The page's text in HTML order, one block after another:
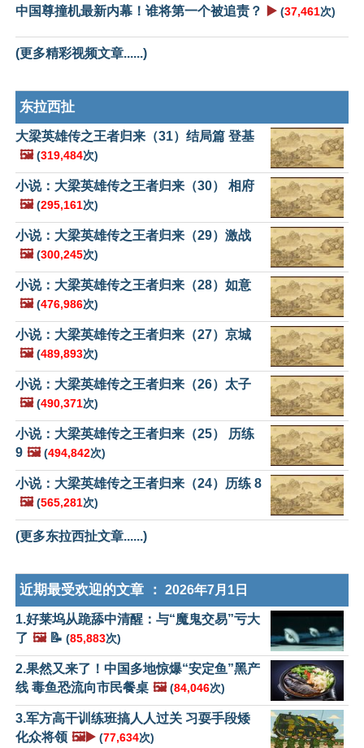
中国尊撞机最新内幕！谁将第一个被追责？ ▶️ (37,461次)
(更多精彩视频文章......)
东拉西扯
大梁英雄传之王者归来（31）结局篇 登基
🖼️ (319,484次)
小说：大梁英雄传之王者归来（30） 相府
🖼️ (295,161次)
小说：大梁英雄传之王者归来（29）激战
🖼️ (300,245次)
小说：大梁英雄传之王者归来（28）如意
🖼️ (476,986次)
小说：大梁英雄传之王者归来（27）京城
🖼️ (489,893次)
小说：大梁英雄传之王者归来（26）太子
🖼️ (490,371次)
小说：大梁英雄传之王者归来（25） 历练
9 🖼️ (494,842次)
小说：大梁英雄传之王者归来（24）历练 8
🖼️ (565,281次)
(更多东拉西扯文章......)
近期最受欢迎的文章 ： 2026年7月1日
1.好莱坞从跪舔中清醒：与“魔鬼交易”亏大
了 🖼️📝 (85,883次)
2.果然又来了！中国多地惊爆“安定鱼”黑产
线 毒鱼恐流向市民餐桌 🖼️ (84,046次)
3.军方高干训练班搞人人过关 习耍手段矮
化众将领 🖼️▶️ (77,634次)